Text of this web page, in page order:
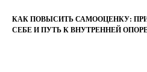
КАК ПОВЫСИТЬ САМООЦЕНКУ:
СЕБЕ И ПУТЬ К ВНУТРЕННЕЙ